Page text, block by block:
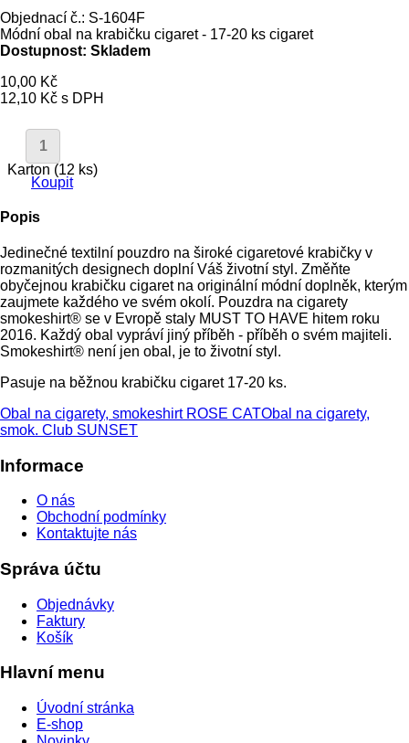
Objednací č.: S-1604F
Módní obal na krabičku cigaret - 17-20 ks cigaret
Dostupnost: Skladem
10,00 Kč
12,10 Kč s DPH
Karton (12 ks)
Koupit
Popis
Jedinečné textilní pouzdro na široké cigaretové krabičky v
rozmanitých designech doplní Váš životní styl. Změňte
obyčejnou krabičku cigaret na originální módní doplněk, kterým
zaujmete každého ve svém okolí. Pouzdra na cigarety
smokeshirt® se v Evropě staly MUST TO HAVE hitem roku
2016. Každý obal vypráví jiný příběh - příběh o svém majiteli.
Smokeshirt® není jen obal, je to životní styl.
Pasuje na běžnou krabičku cigaret 17-20 ks.
Obal na cigarety, smokeshirt ROSE CATObal na cigarety,
smok. Club SUNSET
Informace
O nás
Obchodní podmínky
Kontaktujte nás
Správa účtu
Objednávky
Faktury
Košík
Hlavní menu
Úvodní stránka
E-shop